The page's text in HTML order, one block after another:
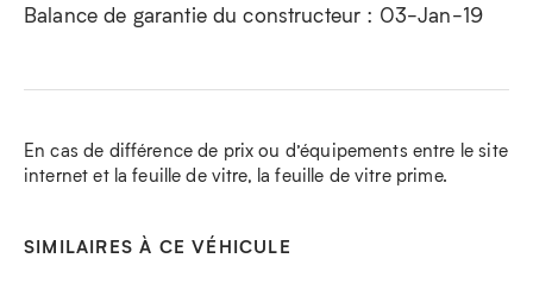
Balance de garantie du constructeur : 03-Jan-19
En cas de différence de prix ou d’équipements entre le site
internet et la feuille de vitre, la feuille de vitre prime.
SIMILAIRES À CE VÉHICULE